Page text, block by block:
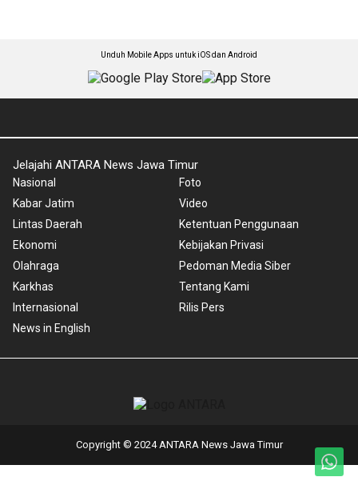
Unduh Mobile Apps untuk iOS dan Android
Jelajahi ANTARA News Jawa Timur
Nasional
Kabar Jatim
Lintas Daerah
Ekonomi
Olahraga
Karkhas
Internasional
News in English
Foto
Video
Ketentuan Penggunaan
Kebijakan Privasi
Pedoman Media Siber
Tentang Kami
Rilis Pers
Copyright © 2024 ANTARA News Jawa Timur